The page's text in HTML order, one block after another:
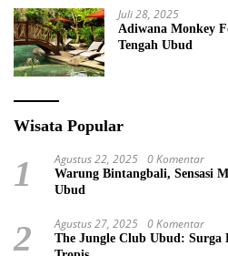
Juli 28, 2025
Adiwana Monkey
Tengah Ubud
Wisata Popular
1 Agustus 22, 2025 0 Komentar
Warung Bintangbali, Sensasi
Ubud
2 Agustus 27, 2025 0 Komentar
The Jungle Club Ubud: Surga